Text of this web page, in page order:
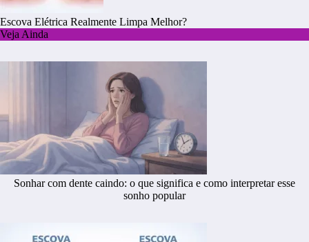
Escova Elétrica Realmente Limpa Melhor?
Veja Ainda
Sonhar com dente caindo: o que significa e como interpretar esse
sonho popular